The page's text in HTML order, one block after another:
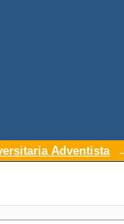
Adventista